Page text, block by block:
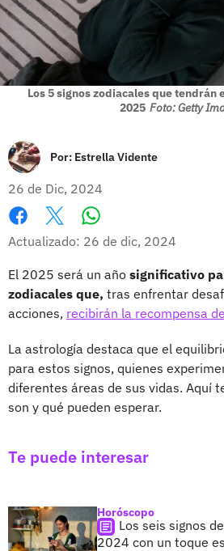
Los 5 signos zodiacales que tendrán
2025 Foto: Getty
Por: Estrella Vidente
26 de Dic, 2024
Facebook
X
Actualizado: 26 de dic, 2024
El 2025 será un año significativo
zodiacales que, tras enfrentar
acciones, recibirán la recompensa
La astrología destaca que el
para estos signos, quienes
diferentes áreas de sus vidas. Aquí
son y qué pueden esperar.
Te puede interesar
Horóscopo
Los seis signos
2024 con un toque